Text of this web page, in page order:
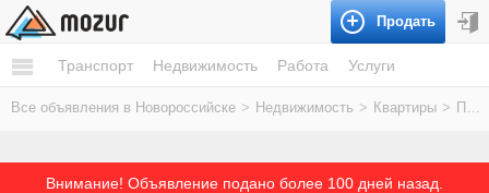
Продать
Транспорт Недвижимость Работа Услуги
Все объявления в Новороссийске > Недвижимость > Квартиры > Продам
Внимание! Объявление подано более 100 дней назад.